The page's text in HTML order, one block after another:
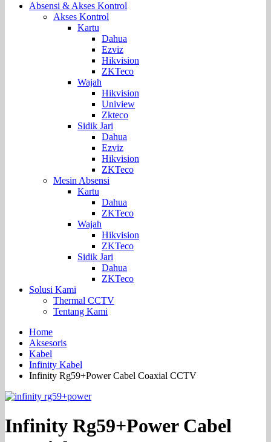
Absensi & Akses Kontrol
Akses Kontrol
Kartu
Dahua
Ezviz
Hikvision
ZKTeco
Wajah
Hikvision
Uniview
Zkteco
Sidik Jari
Dahua
Ezviz
Hikvision
ZKTeco
Mesin Absensi
Kartu
Dahua
ZKTeco
Wajah
Hikvision
ZKTeco
Sidik Jari
Dahua
ZKTeco
Solusi Kami
Thermal CCTV
Tentang Kami
Home
Aksesoris
Kabel
Infinity Kabel
Infinity Rg59+Power Cabel Coaxial CCTV
Infinity Rg59+Power Cabel